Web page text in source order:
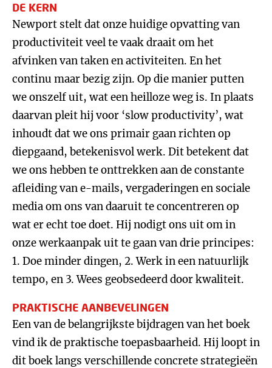
DE KERN
Newport stelt dat onze huidige opvatting van
productiviteit veel te vaak draait om het
afvinken van taken en activiteiten. En het
continu maar bezig zijn. Op die manier putten
we onszelf uit, wat een heilloze weg is. In plaats
daarvan pleit hij voor ‘slow productivity’, wat
inhoudt dat we ons primair gaan richten op
diepgaand, betekenisvol werk. Dit betekent dat
we ons hebben te onttrekken aan de constante
afleiding van e-mails, vergaderingen en sociale
media om ons van daaruit te concentreren op
wat er echt toe doet. Hij nodigt ons uit om in
onze werkaanpak uit te gaan van drie principes:
1. Doe minder dingen, 2. Werk in een natuurlijk
tempo, en 3. Wees geobsedeerd door kwaliteit.
PRAKTISCHE AANBEVELINGEN
Een van de belangrijkste bijdragen van het boek
vind ik de praktische toepasbaarheid. Hij loopt in
dit boek langs verschillende concrete strategieën